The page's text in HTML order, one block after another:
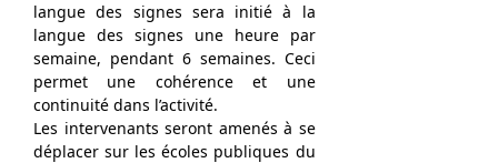
langue des signes sera initié à la
langue des signes une heure par
semaine, pendant 6 semaines. Ceci
permet une cohérence et une
continuité dans l’activité.
Les intervenants seront amenés à se
déplacer sur les écoles publiques du